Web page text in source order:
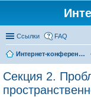
Ссылки FAQ
Интернет-конференции
Секция 2.